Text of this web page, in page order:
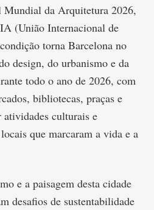
Mundial da Arquitetura 2026,
(União Internacional de
torna Barcelona no
design, do urbanismo e da
todo o ano de 2026, com
bibliotecas, praças e
atividades culturais e
que marcaram a vida e a
e a paisagem desta cidade
desafios de sustentabilidade